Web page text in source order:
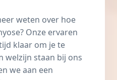
weten over hoe
Onze ervaren
klaar om je te
welzijn staan bij ons
we aan een